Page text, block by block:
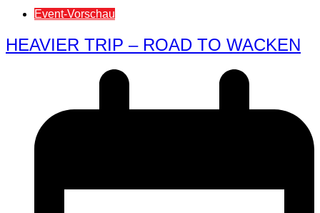
Event-Vorschau
HEAVIER TRIP – ROAD TO WACKEN